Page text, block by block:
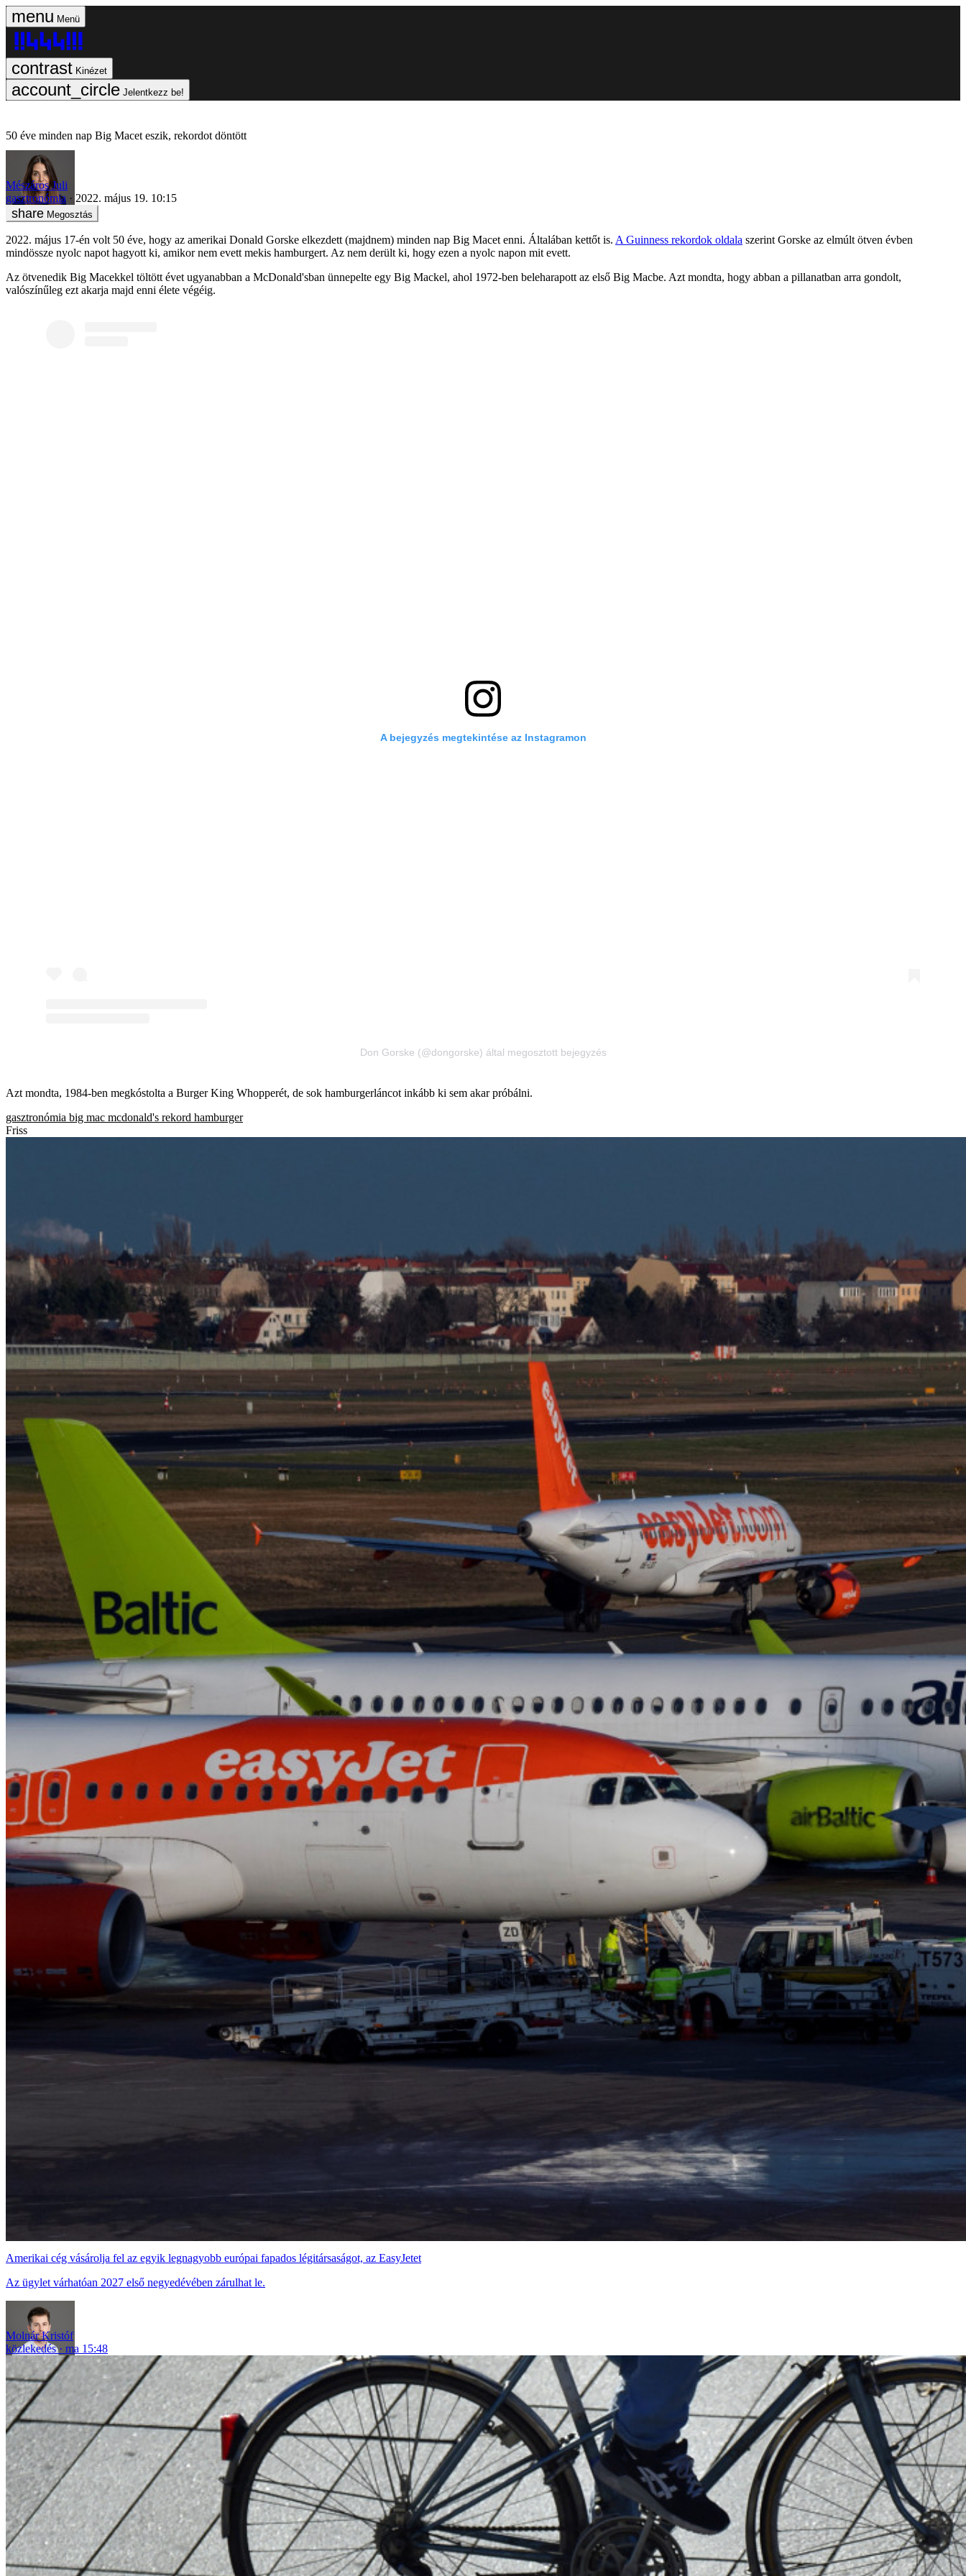
Menü
Kinézet
Jelentkezz be!
50 éve minden nap Big Macet eszik, rekordot döntött
Mészáros Juli
gasztronómia
2022. május 19. 10:15
Megosztás
2022. május 17-én volt 50 éve, hogy az amerikai Donald Gorske elkezdett (majdnem) minden nap Big Macet enni. Általában kettőt is. A Guinness rekordok oldala szerint Gorske az elmúlt ötven évben
mindössze nyolc napot hagyott ki, amikor nem evett mekis hamburgert. Az nem derült ki, hogy ezen a nyolc napon mit evett.
Az ötvenedik Big Macekkel töltött évet ugyanabban a McDonald'sban ünnepelte egy Big Mackel, ahol 1972-ben beleharapott az első Big Macbe. Azt mondta, hogy abban a pillanatban arra gondolt,
valószínűleg ezt akarja majd enni élete végéig.
A bejegyzés megtekintése az Instagramon
Don Gorske (@dongorske) által megosztott bejegyzés
Azt mondta, 1984-ben megkóstolta a Burger King Whopperét, de sok hamburgerláncot inkább ki sem akar próbálni.
gasztronómia big mac mcdonald's rekord hamburger
Friss
Amerikai cég vásárolja fel az egyik legnagyobb európai fapados légitársaságot, az EasyJetet
Az ügylet várhatóan 2027 első negyedévében zárulhat le.
Molnár Kristóf
közlekedés
ma 15:48